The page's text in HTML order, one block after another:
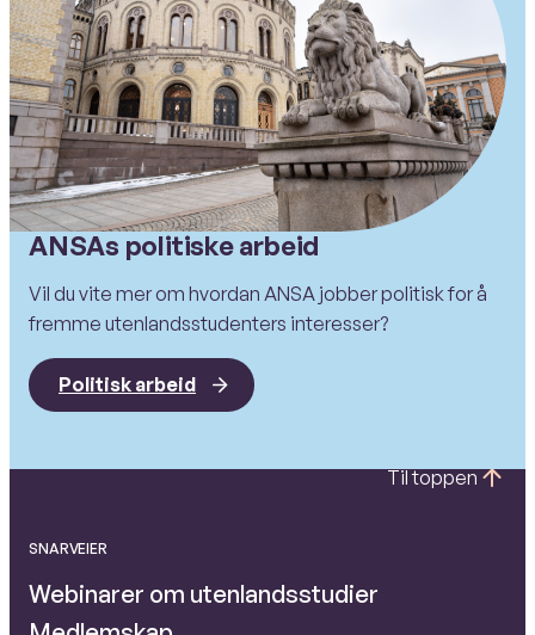
ANSAs politiske arbeid
Vil du vite mer om hvordan ANSA jobber politisk for å
fremme utenlandsstudenters interesser?
Politisk arbeid
SNARVEIER
Webinarer om utenlandsstudier
Til toppen